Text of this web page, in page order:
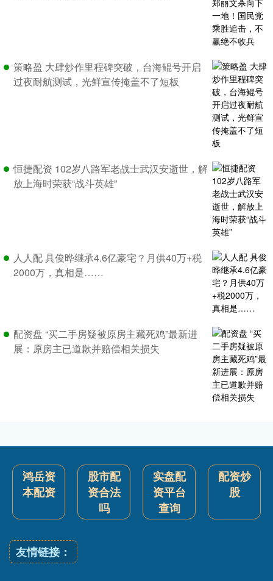
策略盈 大肆炒作里程碑突破，台海鲲号开启
过夜耐航测试，光鲜宣传掩盖不了短板
恒捷配资 102岁八路军老战士武汉安逝世，解
放上海时荣获“战斗英雄”
人人配 具俊晔继承4.6亿豪宅？月供40万+税
2000万，真相是……
配资盘 “买二手房疑被原房主藏死鸡”最新进
展：原房主已道歉并赔偿相关损失
鸿岳资
本配资
股市配
资合法
吗
实盘配
资平台
查询
配资炒
股
友情链接：